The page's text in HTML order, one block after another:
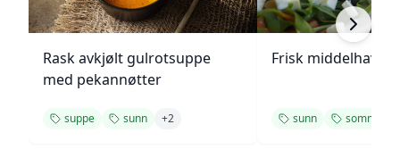
Rask avkjølt gulrotsuppe
med pekannøtter
suppe sunn +2
Frisk middelhavs
sunn sommer